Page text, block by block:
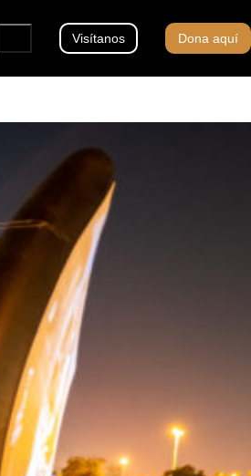
Visítanos Dona aquí